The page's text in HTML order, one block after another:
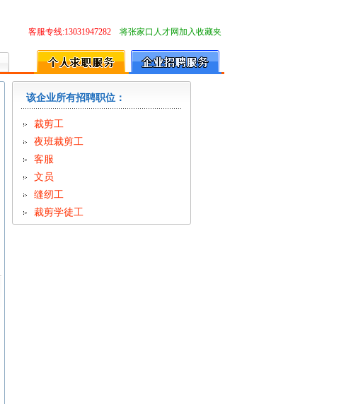
客服专线:13031947282 将张家口人才网加入收藏夹
该企业所有招聘职位：
裁剪工
夜班裁剪工
客服
文员
缝纫工
裁剪学徒工